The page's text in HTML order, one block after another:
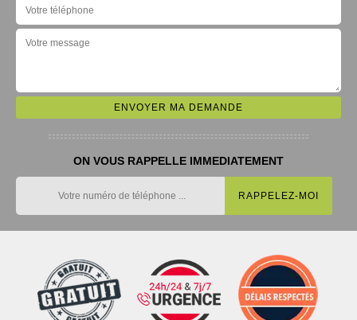
ON VOUS RAPPELLE IMMEDIATEMENT